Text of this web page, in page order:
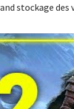
stockage des